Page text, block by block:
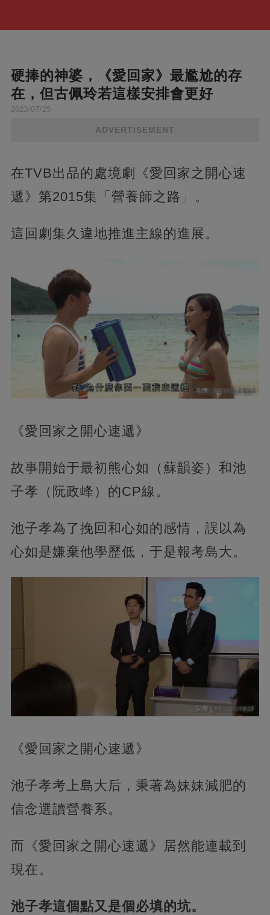
硬捧的神婆，《愛回家》最尷尬的存
在，但古佩玲若這樣安排會更好
2023/07/25
ADVERTISEMENT
在TVB出品的處境劇《愛回家之開心速
遞》第2015集「營養師之路」。
這回劇集久違地推進主線的進展。
《愛回家之開心速遞》
故事開始于最初熊心如（蘇韻姿）和池
子孝（阮政峰）的CP線。
池子孝為了挽回和心如的感情，誤以為
心如是嫌棄他學歷低，于是報考島大。
《愛回家之開心速遞》
池子孝考上島大后，秉著為妹妹減肥的
信念選讀營養系。
而《愛回家之開心速遞》居然能連載到
現在。
池子孝這個點又是個必填的坑。